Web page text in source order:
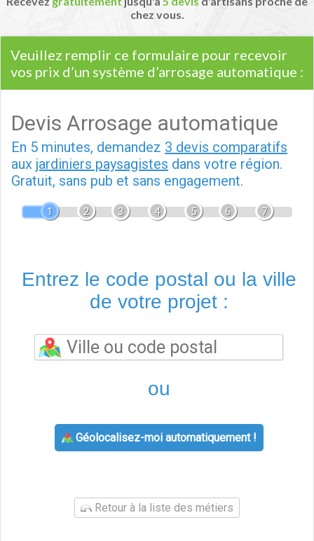
chez vous.
Veuillez remplir ce formulaire pour recevoir
vos prix d’un système d’arrosage automatique :
Devis Arrosage automatique
En 5 minutes, demandez 3 devis comparatifs
aux jardiniers paysagistes dans votre région.
Gratuit, sans pub et sans engagement.
1 2 3 4 5 6 7
Entrez le code postal ou la ville
de votre projet :
ou
Géolocalisez-moi automatiquement !
Retour à la liste des métiers